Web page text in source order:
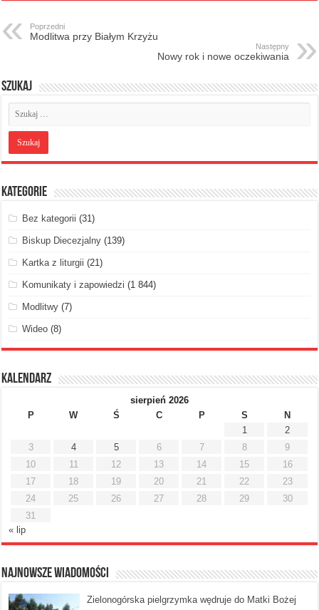
Poprzedni
Modlitwa przy Białym Krzyżu
Następny
Nowy rok i nowe oczekiwania
Szukaj
Kategorie
Bez kategorii (31)
Biskup Diecezjalny (139)
Kartka z liturgii (21)
Komunikaty i zapowiedzi (1 844)
Modlitwy (7)
Wideo (8)
Kalendarz
sierpień 2026
P
W Ś C P S
N
1
2
3
4 5 6 7 8
9
10
11 12 13 14 15
16
17
18 19 20 21 22
23
24
25 26 27 28 29
30
31
« lip
Najnowsze Wiadomości
Zielonogórska pielgrzymka wędruje do Matki Bożej